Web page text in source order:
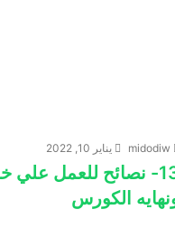
midodiw يناير 10, 2022
13- نصائح للعمل علي
الكورس